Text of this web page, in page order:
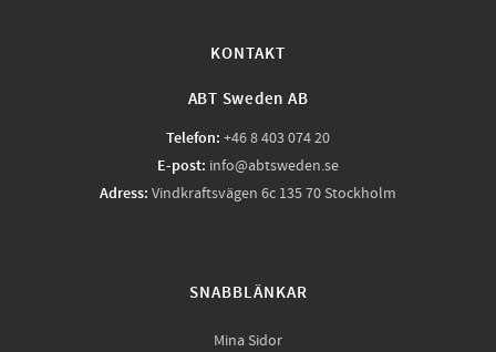
KONTAKT
ABT Sweden AB
Telefon: +46 8 403 074 20
E-post: info@abtsweden.se
Adress: Vindkraftsvägen 6c 135 70 Stockholm
SNABBLÄNKAR
Mina Sidor